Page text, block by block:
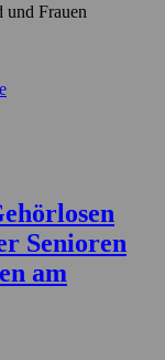
und Frauen
Senioren
am